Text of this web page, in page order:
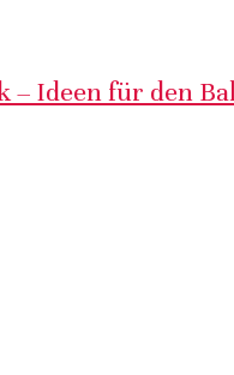
– Ideen für den